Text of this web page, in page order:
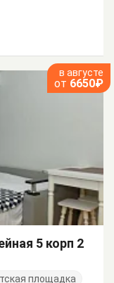
в августе
от 6650₽
5 корп 2
площадка